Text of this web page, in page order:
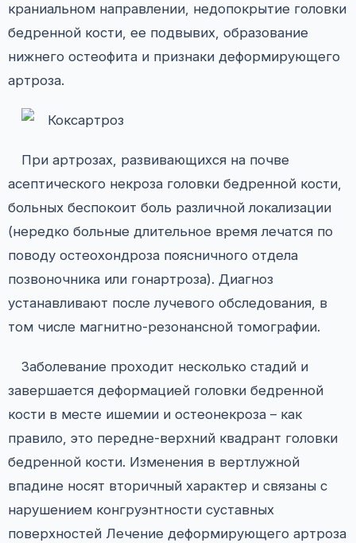
краниальном направлении, недопокрытие головки
бедренной кости, ее подвывих, образование
нижнего остеофита и признаки деформирующего
артроза.
При артрозах, развивающихся на почве
асептического некроза головки бедренной кости,
больных беспокоит боль различной локализации
(нередко больные длительное время лечатся по
поводу остеохондроза поясничного отдела
позвоночника или гонартроза). Диагноз
устанавливают после лучевого обследования, в
том числе магнитно-резонансной томографии.
Заболевание проходит несколько стадий и
завершается деформацией головки бедренной
кости в месте ишемии и остеонекроза – как
правило, это передне-верхний квадрант головки
бедренной кости. Изменения в вертлужной
впадине носят вторичный характер и связаны с
нарушением конгруэнтности суставных
поверхностей Лечение деформирующего артроза